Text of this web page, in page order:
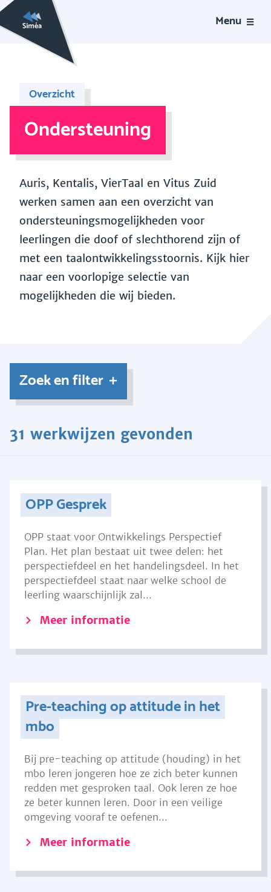
Menu
Overzicht
Ondersteuning
Auris, Kentalis, VierTaal en Vitus Zuid
werken samen aan een overzicht van
ondersteuningsmogelijkheden voor
leerlingen die doof of slechthorend zijn of
met een taalontwikkelingsstoornis. Kijk hier
naar een voorlopige selectie van
mogelijkheden die wij bieden.
Zoek en filter
31 werkwijzen gevonden
OPP Gesprek
OPP staat voor Ontwikkelings Perspectief
Plan. Het plan bestaat uit twee delen: het
perspectiefdeel en het handelingsdeel. In het
perspectiefdeel staat naar welke school de
leerling waarschijnlijk zal...
Meer informatie
Pre-teaching op attitude in het
mbo
Bij pre-teaching op attitude (houding) in het
mbo leren jongeren hoe ze zich beter kunnen
redden met gesproken taal. Ook leren ze hoe
ze beter kunnen leren. Door in een veilige
omgeving vooraf te oefenen...
Meer informatie